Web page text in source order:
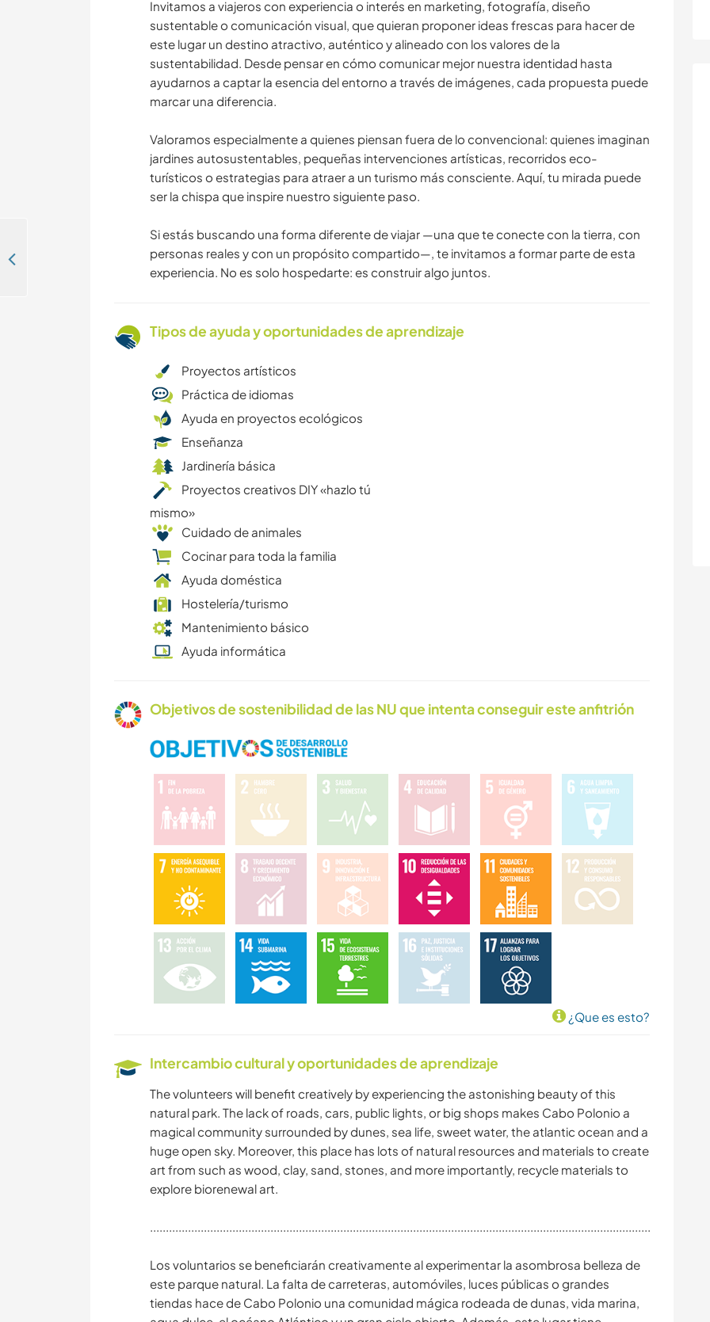
Invitamos a viajeros con experiencia o interés en marketing, fotografía, diseño
sustentable o comunicación visual, que quieran proponer ideas frescas para hacer de
este lugar un destino atractivo, auténtico y alineado con los valores de la
sustentabilidad. Desde pensar en cómo comunicar mejor nuestra identidad hasta
ayudarnos a captar la esencia del entorno a través de imágenes, cada propuesta puede
marcar una diferencia.
Valoramos especialmente a quienes piensan fuera de lo convencional: quienes imaginan
jardines autosustentables, pequeñas intervenciones artísticas, recorridos eco-
turísticos o estrategias para atraer a un turismo más consciente. Aquí, tu mirada puede
ser la chispa que inspire nuestro siguiente paso.
Si estás buscando una forma diferente de viajar —una que te conecte con la tierra, con
personas reales y con un propósito compartido—, te invitamos a formar parte de esta
experiencia. No es solo hospedarte: es construir algo juntos.
Tipos de ayuda y oportunidades de aprendizaje
Proyectos artísticos
Práctica de idiomas
Ayuda en proyectos ecológicos
Enseñanza
Jardinería básica
Proyectos creativos DIY «hazlo tú
mismo»
Cuidado de animales
Cocinar para toda la familia
Ayuda doméstica
Hostelería/turismo
Mantenimiento básico
Ayuda informática
Objetivos de sostenibilidad de las NU que intenta conseguir este anfitrión
¿Que es esto?
Intercambio cultural y oportunidades de aprendizaje
The volunteers will benefit creatively by experiencing the astonishing beauty of this
natural park. The lack of roads, cars, public lights, or big shops makes Cabo Polonio a
magical community surrounded by dunes, sea life, sweet water, the atlantic ocean and a
huge open sky. Moreover, this place has lots of natural resources and materials to create
art from such as wood, clay, sand, stones, and more importantly, recycle materials to
explore biorenewal art.
.................................................................................................................................................................
Los voluntarios se beneficiarán creativamente al experimentar la asombrosa belleza de
este parque natural. La falta de carreteras, automóviles, luces públicas o grandes
tiendas hace de Cabo Polonio una comunidad mágica rodeada de dunas, vida marina,